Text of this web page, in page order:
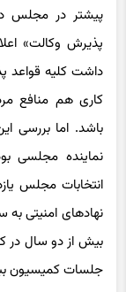
پذیرش وکالت»
داشت کلیه قواعد
کاری هم منافع
باشد. اما بررسی
نماینده مجلسی
انتخابات مجلس
نهادهای امنیتی
بیش از دو سال در
جلسات کمیسیون
نوع مواجهه رییس